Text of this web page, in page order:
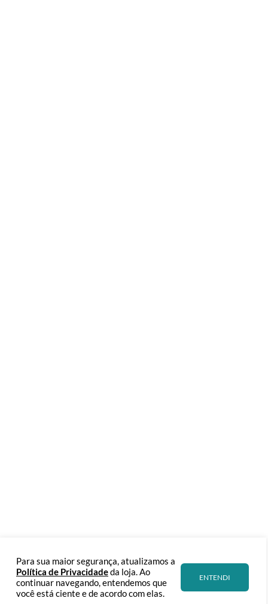
Para sua maior segurança, atualizamos a
Política de Privacidadeda loja. Ao
continuar navegando, entendemos que
você está ciente e de acordo com elas.
ENTENDI